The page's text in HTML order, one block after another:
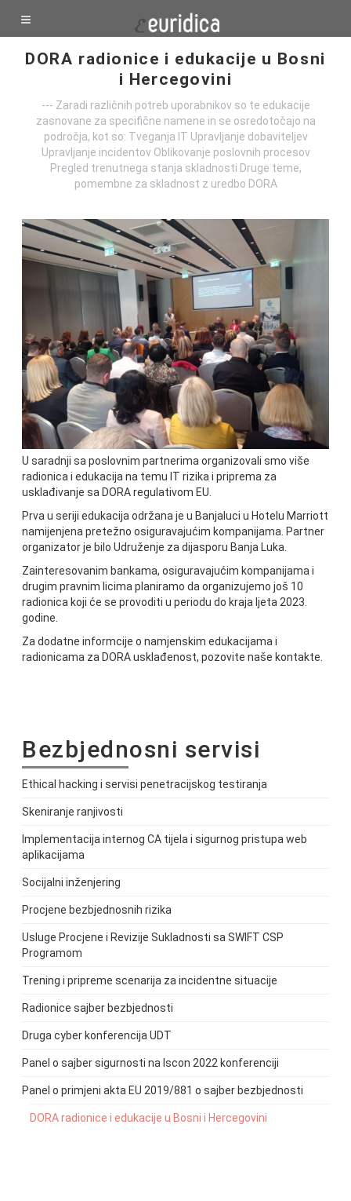
DORA radionice i edukacije u Bosni
i Hercegovini
--- Zaradi različnih potreb uporabnikov so te edukacije
zasnovane za specifične namene in se osredotočajo na
področja, kot so: Tveganja IT Upravljanje dobaviteljev
Upravljanje incidentov Oblikovanje poslovnih procesov
Pregled trenutnega stanja skladnosti Druge teme,
pomembne za skladnost z uredbo DORA
U saradnji sa poslovnim partnerima organizovali smo više
radionica i edukacija na temu IT rizika i priprema za
usklađivanje sa DORA regulativom EU.
Prva u seriji edukacija održana je u Banjaluci u Hotelu Marriott
namijenjena pretežno osiguravajućim kompanijama. Partner
organizator je bilo Udruženje za dijasporu Banja Luka.
Zainteresovanim bankama, osiguravajućim kompanijama i
drugim pravnim licima planiramo da organizujemo još 10
radionica koji će se provoditi u periodu do kraja ljeta 2023.
godine.
Za dodatne informcije o namjenskim edukacijama i
radionicama za DORA usklađenost, pozovite naše kontakte.
Bezbjednosni servisi
Ethical hacking i servisi penetracijskog testiranja
Skeniranje ranjivosti
Implementacija internog CA tijela i sigurnog pristupa web
aplikacijama
Socijalni inženjering
Procjene bezbjednosnih rizika
Usluge Procjene i Revizije Sukladnosti sa SWIFT CSP
Programom
Trening i pripreme scenarija za incidentne situacije
Radionice sajber bezbjednosti
Druga cyber konferencija UDT
Panel o sajber sigurnosti na Iscon 2022 konferenciji
Panel o primjeni akta EU 2019/881 o sajber bezbjednosti
DORA radionice i edukacije u Bosni i Hercegovini